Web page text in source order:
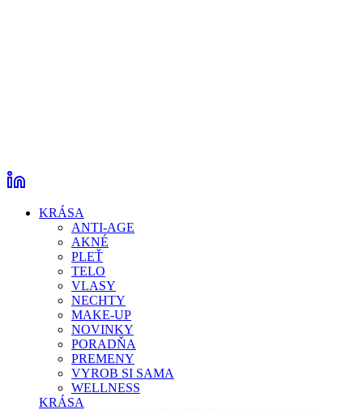
KRÁSA
ANTI-AGE
AKNÉ
PLEŤ
TELO
VLASY
NECHTY
MAKE-UP
NOVINKY
PORADŇA
PREMENY
VYROB SI SAMA
WELLNESS
KRÁSA